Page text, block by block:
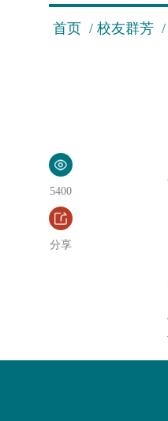
首页 / 校友群芳 /
5400
分享